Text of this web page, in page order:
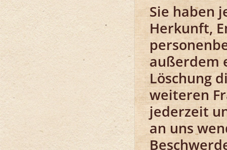
Sie haben
Herkunft,
außerdem
Löschung
weiteren
jederzeit
an uns